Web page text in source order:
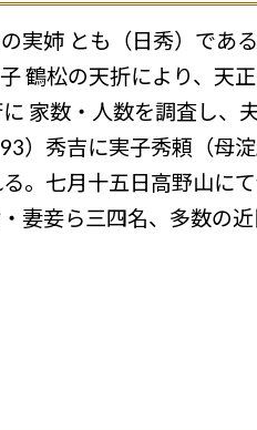
実姉 とも（日秀）である
鶴松の天折により、天
家数・人数を調査し、
）秀吉に実子秀頼（母
。七月十五日高野山に
妻妾ら三四名、多数の